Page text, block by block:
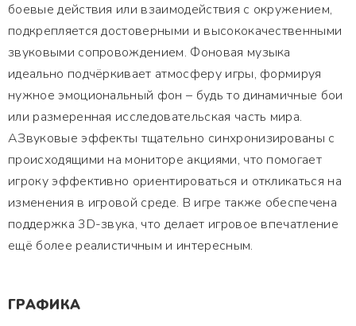
боевые действия или взаимодействия с окружением,
подкрепляется достоверными и высококачественными
звуковыми сопровождением. Фоновая музыка
идеально подчёркивает атмосферу игры, формируя
нужное эмоциональный фон – будь то динамичные бои
или размеренная исследовательская часть мира.
АЗвуковые эффекты тщательно синхронизированы с
происходящими на мониторе акциями, что помогает
игроку эффективно ориентироваться и откликаться на
изменения в игровой среде. В игре также обеспечена
поддержка 3D-звука, что делает игровое впечатление
ещё более реалистичным и интересным.
ГРАФИКА